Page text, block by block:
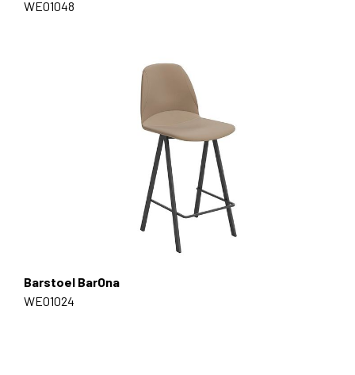
WE01048
Barstoel BarOna
WE01024